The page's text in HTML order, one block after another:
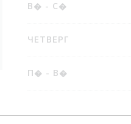
В� - С�
ЧЕТВЕРГ
П� - В�